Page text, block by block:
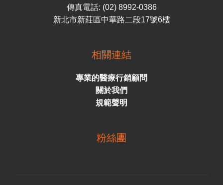
傳真電話: (02) 8992-0386
新北市新莊區中華路二段17號6樓
相關連結
專業的醫療行銷顧問
關於我們
規範聲明
粉絲團